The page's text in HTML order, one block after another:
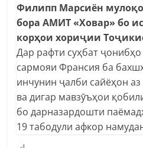
Филипп Марсиён
бора АМИТ «Ховар» бо
корҳои хориҷии
Дар рафти суҳбат
сармояи Франсия ба
инчунин ҷалби сайёҳон
ва дигар мавзӯъҳои
бо дарназардошти
19 табодули афкор